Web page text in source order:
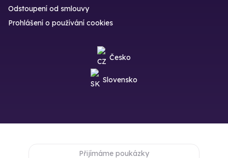
Odstoupení od smlouvy
Prohlášení o používání cookies
Česko
Slovensko
Přijímáme poukázky